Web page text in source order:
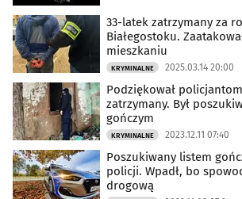
33-latek zatrzymany za
Białegostoku.
mieszkaniu
KRYMINALNE 2025.03.14 20:00
Podziękował
zatrzymany. Był
gończym
KRYMINALNE 2023.12.11 07:40
Poszukiwany listem
policji. Wpadł, bo
drogową